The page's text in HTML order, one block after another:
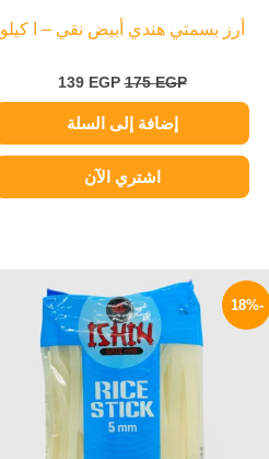
أرز بسمتي هندي أبيض نقي – ا كيلو
175EGP
139 EGP
إضافة إلى السلة
اشتري الآن
-18%
الأصلي
هو:
145 EGP.
الحالي
هو:
119 EGP.